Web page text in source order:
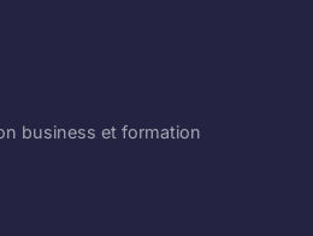
business et formation